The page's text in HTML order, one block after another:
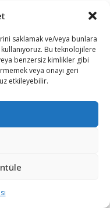
saklamak ve/veya bunlara
Bu teknolojilere
benzersiz kimlikler gibi
veya onayı geri
etkileyebilir.
delip savaş dışı
ciddi çalışmalar
yoğun zırhlı araç ve
stratejisini değiştiren
benimsemiş gibi
de FPV türünde
edip zorlu
sahasındaki